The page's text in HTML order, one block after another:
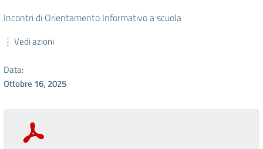
Incontri di Orientamento Informativo a scuola
⋮ Vedi azioni
Data:
Ottobre 16, 2025